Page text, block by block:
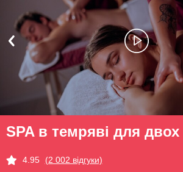
SPA в темряві для двох
4.95 (2 002 відгуки)